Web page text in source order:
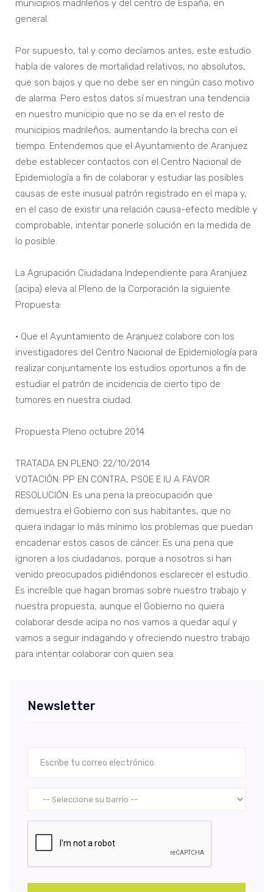
municipios madrileños y del centro de España, en
general.
Por supuesto, tal y como decíamos antes, este estudio
habla de valores de mortalidad relativos, no absolutos,
que son bajos y que no debe ser en ningún caso motivo
de alarma. Pero estos datos sí muestran una tendencia
en nuestro municipio que no se da en el resto de
municipios madrileños, aumentando la brecha con el
tiempo. Entendemos que el Ayuntamiento de Aranjuez
debe establecer contactos con el Centro Nacional de
Epidemiología a fin de colaborar y estudiar las posibles
causas de este inusual patrón registrado en el mapa y,
en el caso de existir una relación causa-efecto medible y
comprobable, intentar ponerle solución en la medida de
lo posible.
La Agrupación Ciudadana Independiente para Aranjuez
(acipa) eleva al Pleno de la Corporación la siguiente
Propuesta:
• Que el Ayuntamiento de Aranjuez colabore con los
investigadores del Centro Nacional de Epidemiología para
realizar conjuntamente los estudios oportunos a fin de
estudiar el patrón de incidencia de cierto tipo de
tumores en nuestra ciudad.
Propuesta Pleno octubre 2014
TRATADA EN PLENO: 22/10/2014
VOTACIÓN: PP EN CONTRA, PSOE E IU A FAVOR
RESOLUCIÓN: Es una pena la preocupación que
demuestra el Gobierno con sus habitantes, que no
quiera indagar lo más mínimo los problemas que puedan
encadenar estos casos de cáncer. Es una pena que
ignoren a los ciudadanos, porque a nosotros si han
venido preocupados pidiéndonos esclarecer el estudio.
Es increíble que hagan bromas sobre nuestro trabajo y
nuestra propuesta, aunque el Gobierno no quiera
colaborar desde acipa no nos vamos a quedar aquí y
vamos a seguir indagando y ofreciendo nuestro trabajo
para intentar colaborar con quien sea.
Newsletter